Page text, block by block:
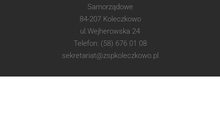
Samorządowe
84-207 Koleczkowo
ul.Wejherowska 24
Telefon: (58) 676 01 08
sekretariat@zspkoleczkowo.pl